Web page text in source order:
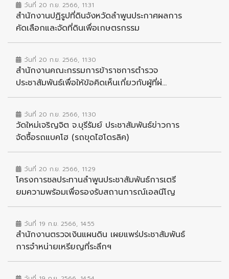
วันที่ 20 ก.ย. 2566, 11:31
สำนักงานปฏิรูปที่ดินจังหวัดลำพูนประกาศผลการ
คัดเลือกและจัดที่ดินเพื่อเกษตรกรรม
วันที่ 20 ก.ย. 2566, 11:30
สำนักงานคณะกรรมการข้าราชการตำรวจ
ประชาสัมพันธ์เพื่อให้ข้อคิดเห็นเกี่ยวกับผู้ที่ผ่...
วันที่ 20 ก.ย. 2566, 11:30
วัดใหม่เจริญจิต จ.บุรีรัมย์ ประชาสัมพันธ์ข่าวการ
จัดซื้อรถแบคโฮ (รถขุดไฮโดรลิค)
วันที่ 20 ก.ย. 2566, 11:29
โครงการชลประทานลำพูนประชาสัมพันธ์การเตรี
ยมความพร้อมเพื่อรองรับสถานการณ์เอลนีโญ
วันที่ 19 ก.ย. 2566, 14:55
สำนักงานตรวจเงินแผนดิน เผยแพร่ประชาสัมพันธ์
การจำหน่ายเหรียญที่ระลึกฯ